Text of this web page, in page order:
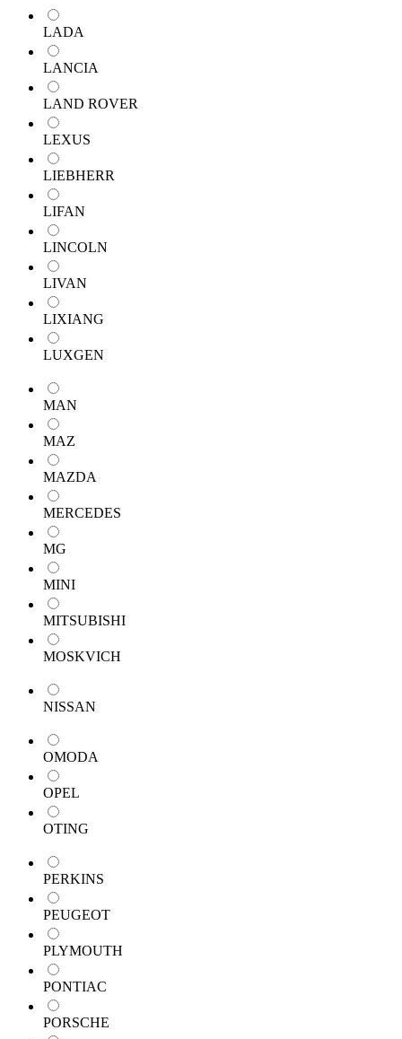
LADA
LANCIA
LAND ROVER
LEXUS
LIEBHERR
LIFAN
LINCOLN
LIVAN
LIXIANG
LUXGEN
MAN
MAZ
MAZDA
MERCEDES
MG
MINI
MITSUBISHI
MOSKVICH
NISSAN
OMODA
OPEL
OTING
PERKINS
PEUGEOT
PLYMOUTH
PONTIAC
PORSCHE